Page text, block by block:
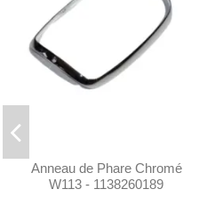
Anneau de Phare Chromé
W113 - 1138260189